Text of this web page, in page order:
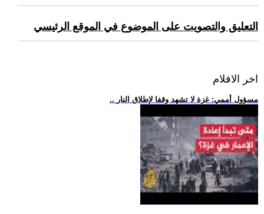
التعليق والتصويت على الموضوع في الموقع الرئيسي
اخر الافلام
.. مسؤول أممي: غزة لا تشهد وقفا لإطلاق النار